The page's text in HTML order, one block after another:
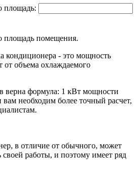
площадь:
площадь помещения.
кондиционера - это мощность
от объема охлаждаемого
верна формула: 1 кВт мощности
необходим более точный расчет,
в отличие от обычного, может
работы, и поэтому имеет ряд